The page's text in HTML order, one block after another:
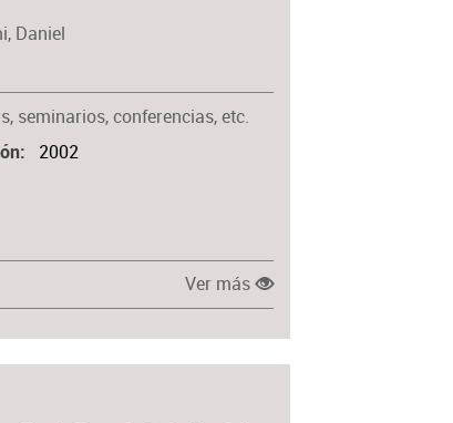
Daniel
seminarios, conferencias, etc.
2002
Ver más